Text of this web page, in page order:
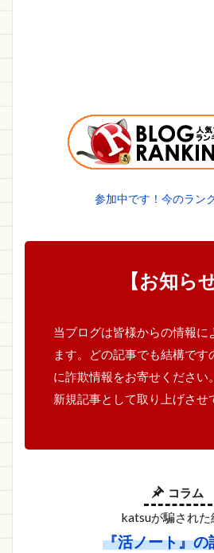
参加中です！今のラン
【お知らせ
当ブログは皆様からの情報に
ます。どの記事でも結構です
に詐欺情報をお寄せください
新規記事として取り上げさせ
コラム
katsuが騙された
『活ノート』の